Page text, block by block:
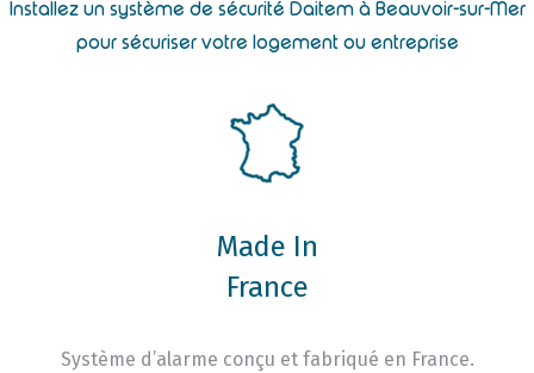
Installez un système de sécurité Daitem à Beauvoir-sur-Mer
pour sécuriser votre logement ou entreprise
Made In
France
Système d’alarme conçu et fabriqué en France.